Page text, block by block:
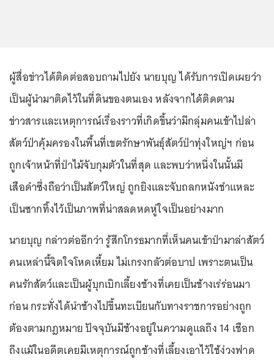
ผู้สื่อข่าวได้ติดต่อสอบถามไปยัง นายบุญ ได้รับการเปิดเผยว่า
เป็นผู้นำมาติดไว้ในที่ดินของตนเอง หลังจากได้ติดตาม
ข่าวสารและเหตุการณ์เรื่องราวที่เกิดขึ้นว่ามีกลุ่มคนเข้าไปล่า
สัตว์ป่าคุ้มครองในพื้นที่เขตรักษาพันธุ์สัตว์ป่าทุ่งใหญ่ฯ ก่อน
ถูกเจ้าหน้าที่ป่าไม้จับกุมตัวในที่สุด และพบว่าหนึ่งในนั้นมี
เสือดำซึ่งถือว่าเป็นสัตว์ใหญ่ ถูกยิงและจับถลกหนังชำแหละ
เป็นซากทิ้งไว้เป็นภาพที่น่าสลดหดหู่ใจเป็นอย่างมาก
นายบุญ กล่าวต่ออีกว่า รู้สึกโกรธมากที่เห็นคนเข้าป่ามาล่าสัตว์
คนเหล่านี้จิตใจโหดเหี้ยม ไม่เกรงกลัวต่อบาป เพราะตนเป็น
คนรักสัตว์และเป็นผู้บุกเบิกเลี้ยงช้างที่เคยเป็นช้างเร่ร่อนมา
ก่อน กระทั่งได้นำช้างไปขึ้นทะเบียนกับทางราชการอย่างถูก
ต้องตามกฎหมาย ปัจจุบันมีช้างอยู่ในความดูแลถึง 14 เชือก
ถึงแม้ในอดีตเคยมีเหตุการณ์ถูกช้างที่เลี้ยงเอาไว้ใช้ง่วงฟาด